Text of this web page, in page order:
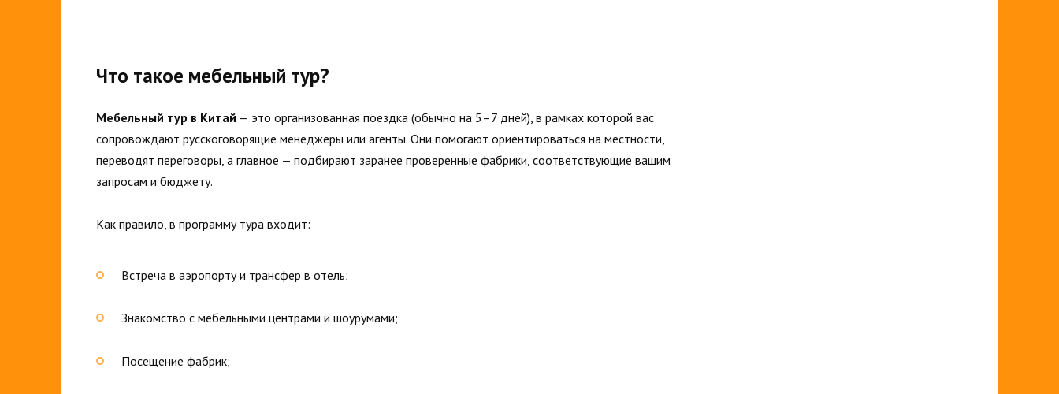
Что такое мебельный тур?
Мебельный тур в Китай — это организованная поездка (обычно на 5–7 дней), в рамках которой вас
сопровождают русскоговорящие менеджеры или агенты. Они помогают ориентироваться на местности,
переводят переговоры, а главное — подбирают заранее проверенные фабрики, соответствующие вашим
запросам и бюджету.
Как правило, в программу тура входит:
Встреча в аэропорту и трансфер в отель;
Знакомство с мебельными центрами и шоурумами;
Посещение фабрик;